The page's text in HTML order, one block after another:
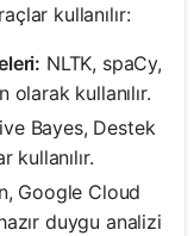
kullanılır:
NLTK, spaCy,
kullanılır.
Bayes, Destek
Google Cloud
duygu analizi